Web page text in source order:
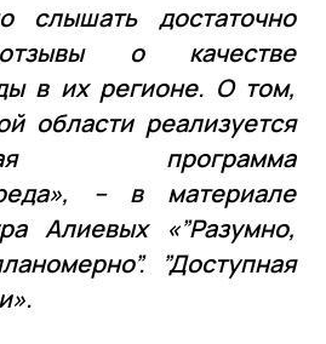
слышать достаточно
о качестве
в их регионе. О том,
области реализуется
программа
– в материале
Алиевых «”Разумно,
”Доступная